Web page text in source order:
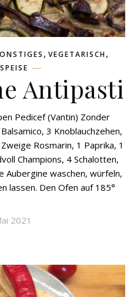
, VEGETARISCH,
Antipasti
Pedicef (Vantin) Zonder
3 Knoblauchzehen,
Rosmarin, 1 Paprika, 1
Champions, 4 Schalotten,
Aubergine waschen, würfeln,
lassen. Den Ofen auf 185°
2021